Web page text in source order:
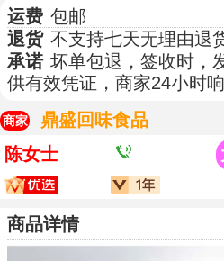
运费 包邮
退货 不支持七天无理由退
承诺 坏单包退，签收时，
供有效凭证，商家24小时响
商家
鼎盛回味食品
陈女士
商品详情